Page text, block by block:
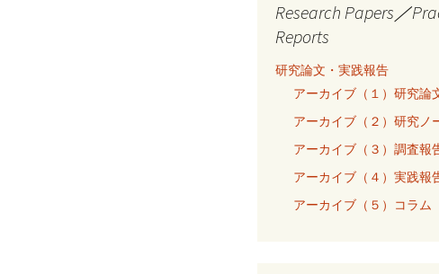
Research Papers／
Reports
研究論文・実践報告
アーカイブ（１）研究論
アーカイブ（２）研究ノ
アーカイブ（３）調査報
アーカイブ（４）実践報
アーカイブ（５）コラム